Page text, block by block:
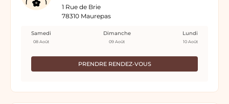
1 Rue de Brie
78310 Maurepas
PRENDRE RENDEZ-VOUS
Samedi
08 Août
Dimanche
09 Août
Lundi
10 Août